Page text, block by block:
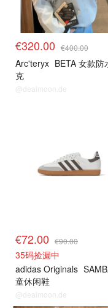
€320.00 €400.00
Arc'teryx BETA 女款防
克
@dealmoon.de
€72.00 €90.00
35码捡漏中
adidas Originals
童休闲鞋
@dealmoon.de